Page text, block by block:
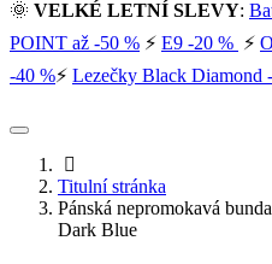
🌞 VELKÉ LETNÍ SLEVY:
POINT až -50 % ⚡ E9 -20 % ⚡
-40 %⚡ Lezečky Black Diamond
Titulní stránka
Pánská nepromokavá
Dark Blue